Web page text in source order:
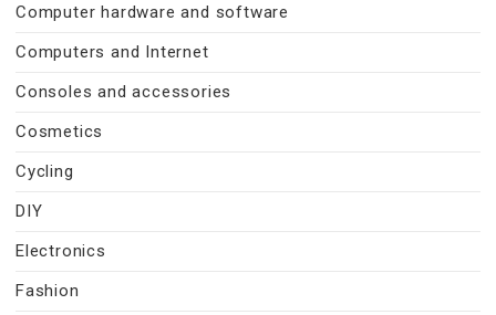
Computer hardware and software
Computers and Internet
Consoles and accessories
Cosmetics
Cycling
DIY
Electronics
Fashion